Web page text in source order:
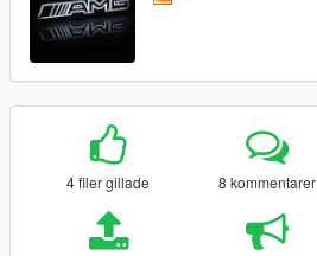
4 filer gillade 8 kommentarer